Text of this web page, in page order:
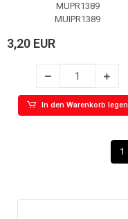
MUPR1389
MUIPR1389
3,20 EUR
In den Warenkorb legen
1